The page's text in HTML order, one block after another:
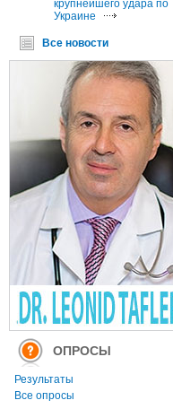
крупнейшего удара по
Украине
Все новости
ОПРОСЫ
Результаты
Все опросы